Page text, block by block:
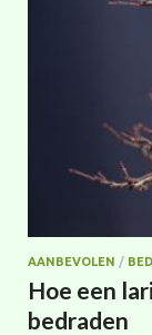
AANBEVOLEN /
Hoe een
bedraden